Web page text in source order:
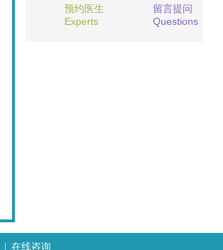
预约医生
Experts
留言提问
Questions
在线咨询